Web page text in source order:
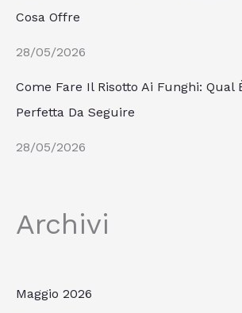
Cosa Offre
28/05/2026
Come Fare Il Risotto Ai Funghi: Qual
Perfetta Da Seguire
28/05/2026
Archivi
Maggio 2026